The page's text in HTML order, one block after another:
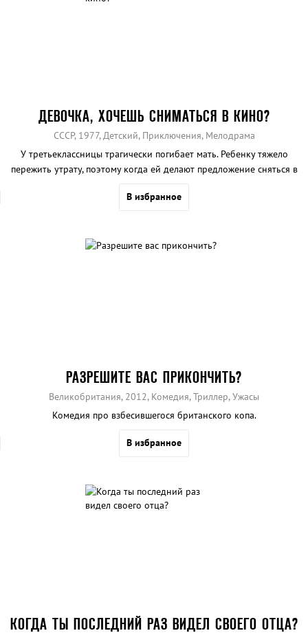
ДЕВОЧКА, ХОЧЕШЬ СНИМАТЬСЯ В КИНО?
СССР, 1977, Детский, Приключения, Мелодрама
У третьеклассницы трагически погибает мать. Ребенку тяжело
пережить утрату, поэтому когда ей делают предложение сняться в
привести ее на студию, и она об этом не пожалела.
В избранное
РАЗРЕШИТЕ ВАС ПРИКОНЧИТЬ?
Великобритания, 2012, Комедия, Триллер, Ужасы
Комедия про взбесившегося британского копа.
В избранное
КОГДА ТЫ ПОСЛЕДНИЙ РАЗ ВИДЕЛ СВОЕГО ОТЦА?